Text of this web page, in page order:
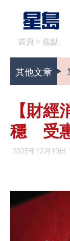
首頁 > 焦點
其他文章
【財
穩 受
2025年12月19日